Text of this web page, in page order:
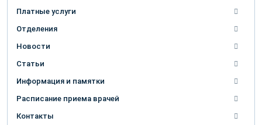
Платные услуги
Отделения
Новости
Статьи
Информация и памятки
Расписание приема врачей
Контакты